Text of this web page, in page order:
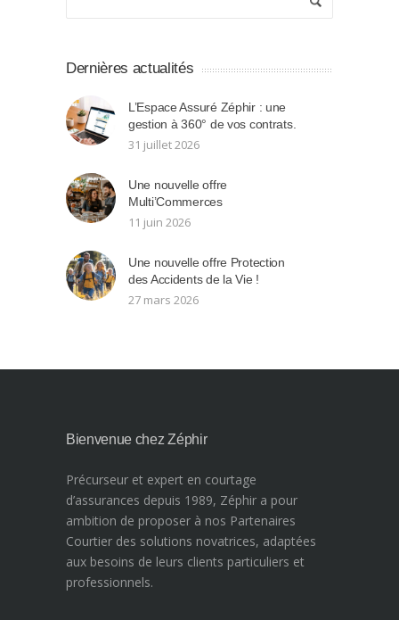
Dernières actualités
L’Espace Assuré Zéphir : une
gestion à 360° de vos contrats.
31 juillet 2026
Une nouvelle offre
Multi’Commerces
11 juin 2026
Une nouvelle offre Protection
des Accidents de la Vie !
27 mars 2026
Bienvenue chez Zéphir
Précurseur et expert en courtage
d’assurances depuis 1989, Zéphir a pour
ambition de proposer à nos Partenaires
Courtier des solutions novatrices, adaptées
aux besoins de leurs clients particuliers et
professionnels.